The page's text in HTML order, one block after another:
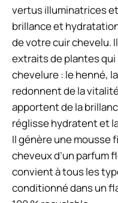
vertus illuminatrices
brillance et
de votre cuir chevelu.
extraits de plantes
chevelure : le henné,
redonnent de la
apportent de la
réglisse hydratent et
Il génère une mousse
cheveux d’un parfum
convient à tous les
conditionné dans un